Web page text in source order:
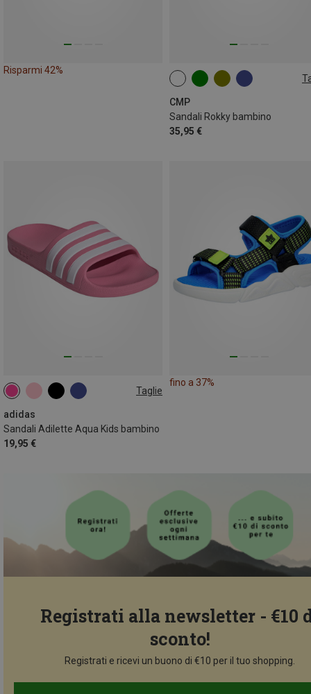
Risparmi 42%
CMP
Sandali Rokky bambino
35,95 €
Taglie
adidas
Sandali Adilette Aqua Kids bambino
19,95 €
30 31 34
39|39.5
fino a 37%
Registrati alla newsletter - €10
sconto!
Registrati e ricevi un buono di €10 per il tuo shopping.